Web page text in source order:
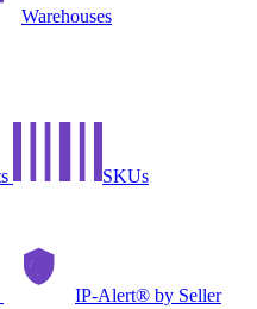
Warehouses
SKUs
IP-Alert® by Seller